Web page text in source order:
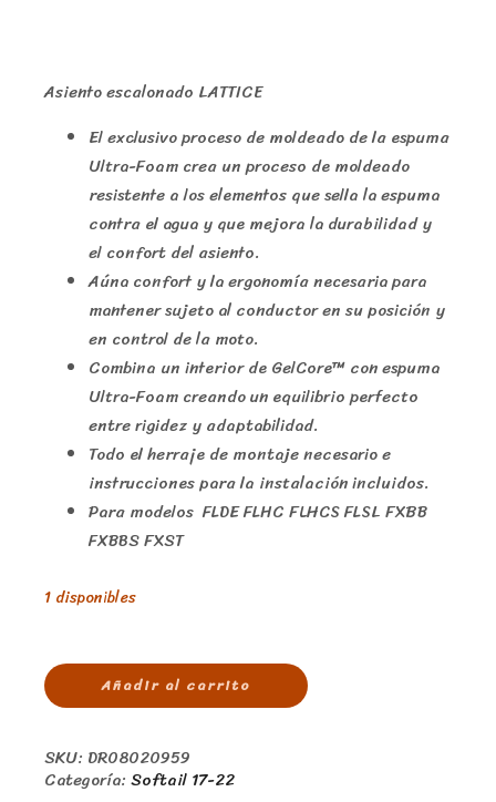
Asiento escalonado LATTICE
El exclusivo proceso de moldeado de la espuma
Ultra-Foam crea un proceso de moldeado
resistente a los elementos que sella la espuma
contra el agua y que mejora la durabilidad y
el confort del asiento.
Aúna confort y la ergonomía necesaria para
mantener sujeto al conductor en su posición y
en control de la moto.
Combina un interior de GelCore™ con espuma
Ultra-Foam creando un equilibrio perfecto
entre rigidez y adaptabilidad.
Todo el herraje de montaje necesario e
instrucciones para la instalación incluidos.
Para modelos FLDE FLHC FLHCS FLSL FXBB
FXBBS FXST
1 disponibles
Añadir al carrito
SKU: DR08020959
Categoría:Softail 17-22